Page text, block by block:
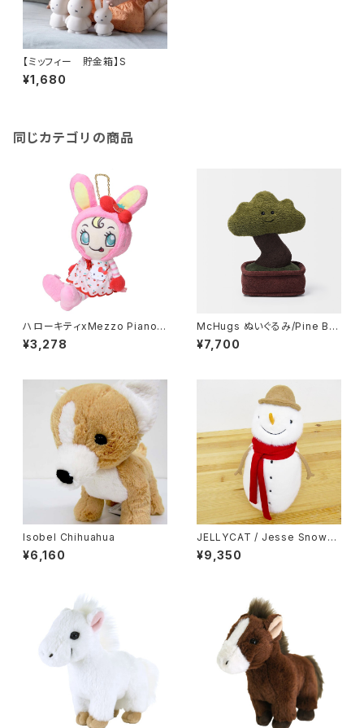
【ミッフィー 貯金箱】S
¥1,680
同じカテゴリの商品
ハローキティxMezzo Piano
ゴールドチェーン付きマスコット
ベリエちゃん
¥3,278
McHugs ぬいぐるみ/Pine Bo
nsai
¥7,700
Isobel Chihuahua
¥6,160
JELLYCAT / Jesse Snowm
an
¥9,350